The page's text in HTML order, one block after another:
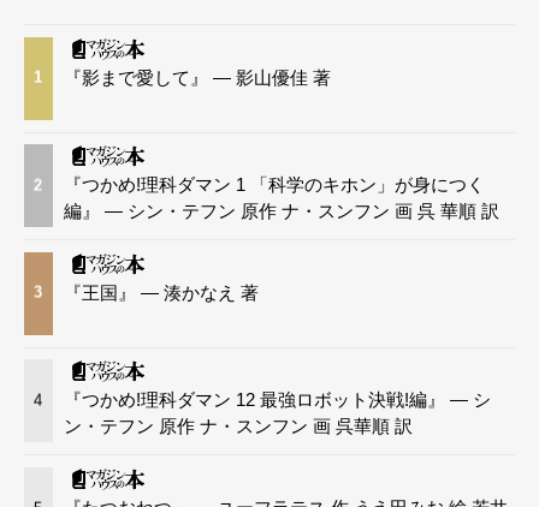
1 『影まで愛して』 — 影山優佳 著
2
『つかめ!理科ダマン 1 「科学のキホン」が身につく
編』 — シン・テフン 原作 ナ・スンフン 画 呉 華順 訳
3 『王国』 — 湊かなえ 著
4
『つかめ!理科ダマン 12 最強ロボット決戦!編』 — シ
ン・テフン 原作 ナ・スンフン 画 呉華順 訳